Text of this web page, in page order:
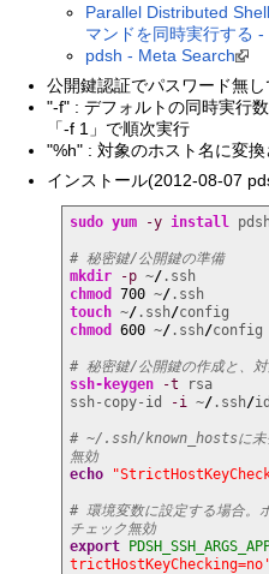
Parallel Distributed
マンドを同時実行する
pdsh - Meta Search
公開鍵認証でパスワード無
"-f" : デフォルトの同時実行
「-f 1」で順次実行
"%h" : 対象のホスト名に変換
インストール(2012-08-07
sudo yum -y install
# 秘密鍵/公開鍵の準備
mkdir
-p ~/
.ssh
chmod
700 ~/
.ssh
touch ~/.ssh/
chmod
600 ~/.ssh/config
# 秘密鍵/公開鍵の作成と、
ssh-keygen
-t rsa
ssh-copy-id
-i ~/.ssh/
# ~/.ssh/known_hostsに未
無効
echo
# 環境変数に設定する場合。
チェック無効
export
trictHostKeyChecking=no'